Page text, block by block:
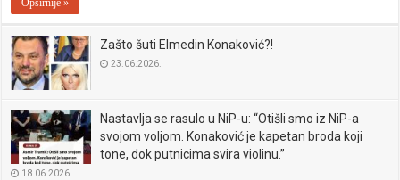
Zašto šuti Elmedin Konaković?!
23.06.2026.
Nastavlja se rasulo u NiP-u: “Otišli smo iz NiP-a
svojom voljom. Konaković je kapetan broda koji
tone, dok putnicima svira violinu.”
18.06.2026.